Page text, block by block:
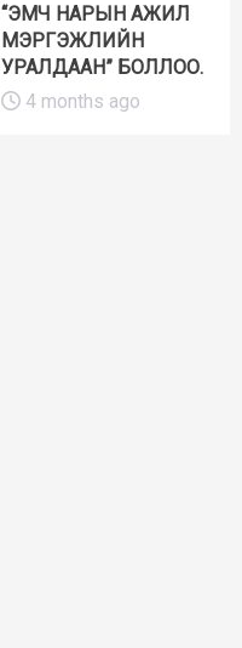
“ЭМЧ НАРЫН АЖИЛ
МЭРГЭЖЛИЙН
УРАЛДААН” БОЛЛОО.
4 months ago